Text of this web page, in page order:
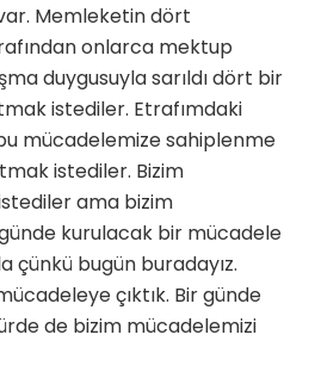
Memleketin dört
onlarca mektup
duygusuyla sarıldı dört bir
istediler. Etrafımdaki
mücadelemize sahiplenme
istediler. Bizim
ama bizim
kurulacak bir mücadele
çünkü bugün buradayız.
çıktık. Bir günde
de bizim mücadelemizi